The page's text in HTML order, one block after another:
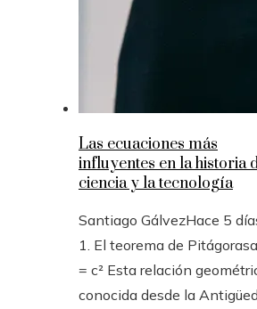
Las ecuaciones más
influyentes en la historia
ciencia y la tecnología
Santiago GálvezHace 5
1. El teorema de
= c² Esta relación
conocida desde la